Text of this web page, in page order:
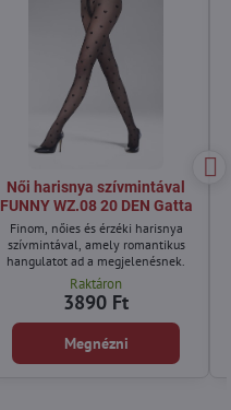
Női harisnya szívmintával
FUNNY WZ.08 20 DEN Gatta
Finom, nőies és érzéki harisnya
szívmintával, amely romantikus
hangulatot ad a megjelenésnek.
Raktáron
3890 Ft
Megnézni